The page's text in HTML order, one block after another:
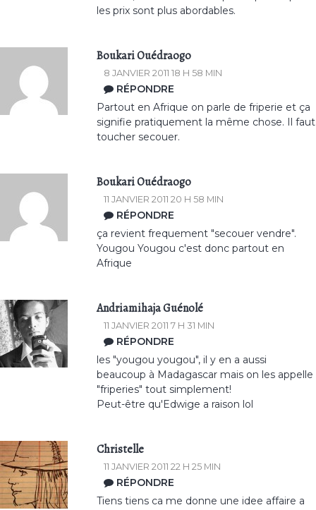
les prix sont plus abordables.
Boukari Ouédraogo
8 JANVIER 2011 18 H 58 MIN
RÉPONDRE
Partout en Afrique on parle de friperie et ça
signifie pratiquement la même chose. Il faut
toucher secouer.
Boukari Ouédraogo
11 JANVIER 2011 20 H 58 MIN
RÉPONDRE
ça revient frequement "secouer vendre".
Yougou Yougou c'est donc partout en
Afrique
Andriamihaja Guénolé
11 JANVIER 2011 7 H 31 MIN
RÉPONDRE
les "yougou yougou", il y en a aussi
beaucoup à Madagascar mais on les appelle
"friperies" tout simplement!
Peut-être qu'Edwige a raison lol
Christelle
11 JANVIER 2011 22 H 25 MIN
RÉPONDRE
Tiens tiens ca me donne une idee affaire a